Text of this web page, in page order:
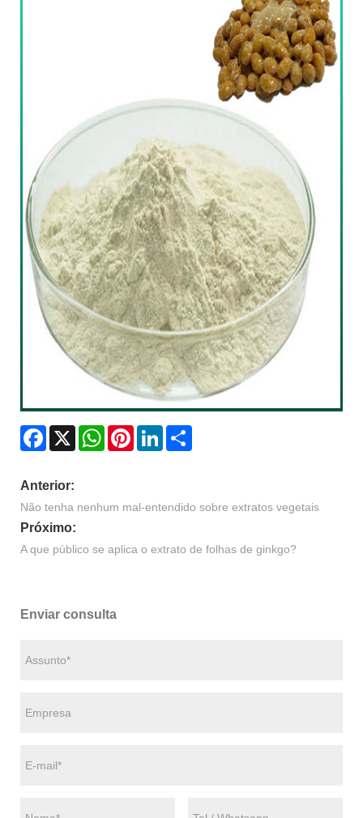
Facebook
X WhatsAppPinterestLinkedIn
Anterior:
Não tenha nenhum mal-entendido sobre extratos vegetais
Próximo:
A que público se aplica o extrato de folhas de ginkgo?
Enviar consulta